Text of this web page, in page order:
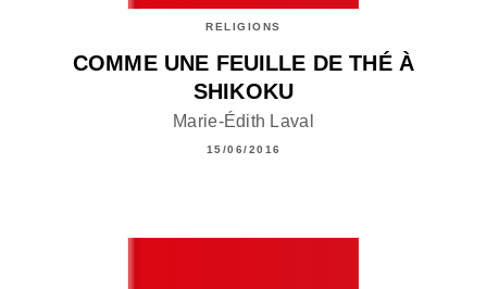
RELIGIONS
COMME UNE FEUILLE DE THÉ À
SHIKOKU
Marie-Édith Laval
15/06/2016